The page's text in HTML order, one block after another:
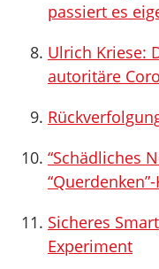
passiert es
Ulrich Kriese:
autoritäre
“Schädliches
Sicheres
Experiment